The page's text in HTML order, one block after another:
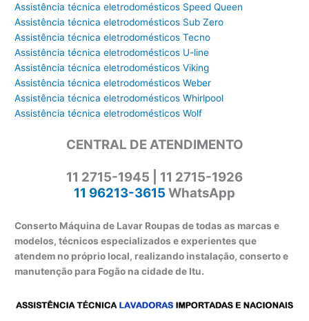
Assistência técnica eletrodomésticos Speed Queen
Assistência técnica eletrodomésticos Sub Zero
Assistência técnica eletrodomésticos Tecno
Assistência técnica eletrodomésticos U-line
Assistência técnica eletrodomésticos Viking
Assistência técnica eletrodomésticos Weber
Assistência técnica eletrodomésticos Whirlpool
Assistência técnica eletrodomésticos Wolf
CENTRAL DE ATENDIMENTO
11 2715-1945 | 11 2715-1926
11 96213-3615 WhatsApp
Conserto Máquina de Lavar Roupas de todas as marcas e
modelos, técnicos especializados e experientes que
atendem no próprio local, realizando instalação, conserto e
manutenção para Fogão na cidade de Itu.